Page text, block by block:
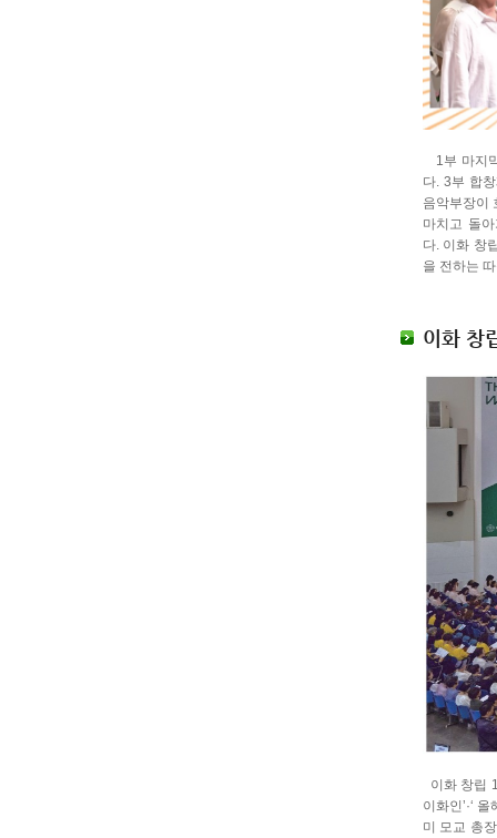
1부 마지
다. 3부 합
음악부장이
마치고 돌
다. 이화 창
을 전하는
이화 창
이화 창립
이화인’·‘
미 모교 총